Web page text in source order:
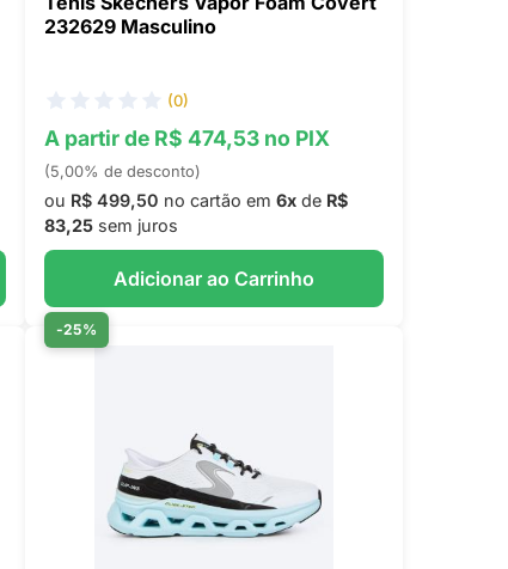
232629 Masculino
(0)
A partir de R$ 474,53 no PIX
(5,00% de desconto)
ou R$ 499,50 no cartão em 6xde R$
83,25sem juros
Adicionar ao Carrinho
-25%